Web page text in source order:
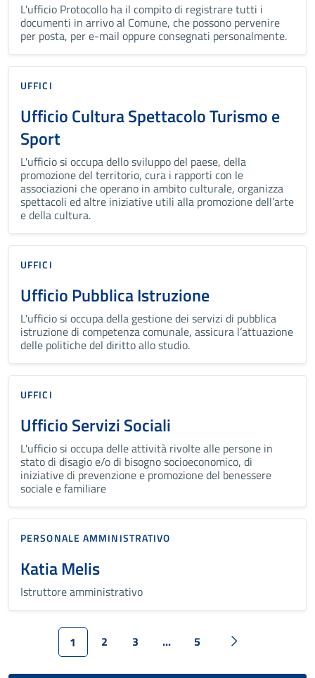
L'ufficio Protocollo ha il compito di registrare tutti i
documenti in arrivo al Comune, che possono pervenire
per posta, per e-mail oppure consegnati personalmente.
UFFICI
Ufficio Cultura Spettacolo Turismo e
Sport
L'ufficio si occupa dello sviluppo del paese, della
promozione del territorio, cura i rapporti con le
associazioni che operano in ambito culturale, organizza
spettacoli ed altre iniziative utili alla promozione dell’arte
e della cultura.
UFFICI
Ufficio Pubblica Istruzione
L'ufficio si occupa della gestione dei servizi di pubblica
istruzione di competenza comunale, assicura l’attuazione
delle politiche del diritto allo studio.
UFFICI
Ufficio Servizi Sociali
L'ufficio si occupa delle attività rivolte alle persone in
stato di disagio e/o di bisogno socioeconomico, di
iniziative di prevenzione e promozione del benessere
sociale e familiare
PERSONALE AMMINISTRATIVO
Katia Melis
Istruttore amministrativo
1 2 3 ... 5